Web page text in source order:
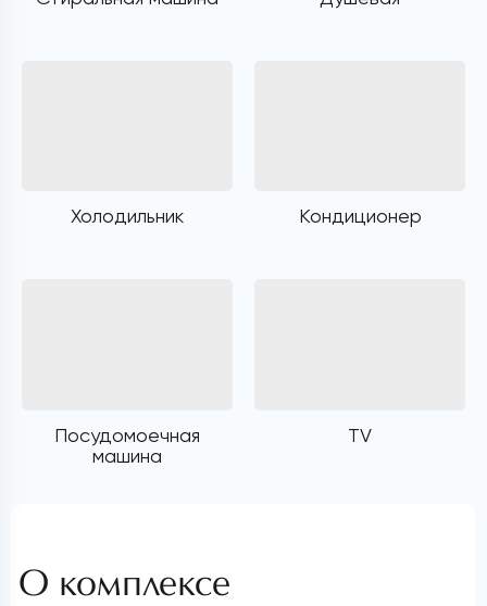
Холодильник Кондиционер
Посудомоечная
машина
TV
О комплексе